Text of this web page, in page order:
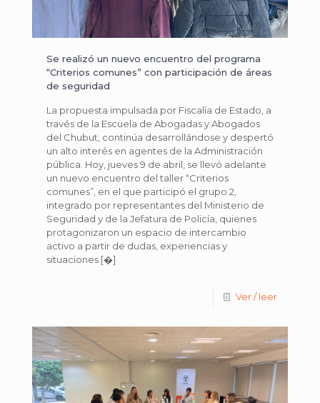
Se realizó un nuevo encuentro del programa
“Criterios comunes” con participación de áreas
de seguridad
La propuesta impulsada por Fiscalía de Estado, a
través de la Escuela de Abogadas y Abogados
del Chubut, continúa desarrollándose y despertó
un alto interés en agentes de la Administración
pública. Hoy, jueves 9 de abril, se llevó adelante
un nuevo encuentro del taller “Criterios
comunes”, en el que participó el grupo 2,
integrado por representantes del Ministerio de
Seguridad y de la Jefatura de Policía, quienes
protagonizaron un espacio de intercambio
activo a partir de dudas, experiencias y
situaciones [�]
Ver / leer